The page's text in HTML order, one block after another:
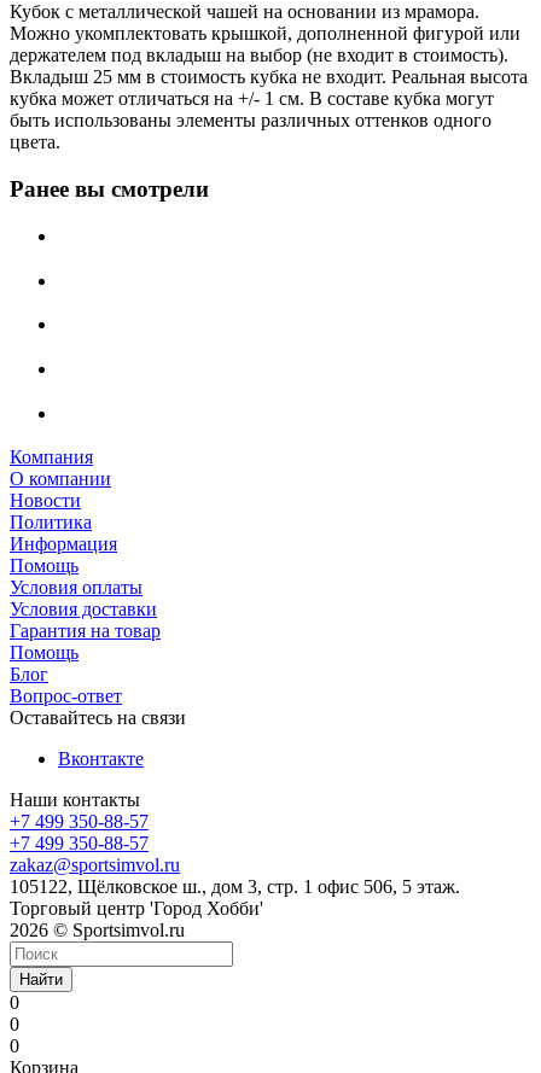
Кубок с металлической чашей на основании из мрамора.
Можно укомплектовать крышкой, дополненной фигурой или
держателем под вкладыш на выбор (не входит в стоимость).
Вкладыш 25 мм в стоимость кубка не входит. Реальная высота
кубка может отличаться на +/- 1 см. В составе кубка могут
быть использованы элементы различных оттенков одного
цвета.
Ранее вы смотрели
Компания
О компании
Новости
Политика
Информация
Помощь
Условия оплаты
Условия доставки
Гарантия на товар
Помощь
Блог
Вопрос-ответ
Оставайтесь на связи
Вконтакте
Наши контакты
+7 499 350-88-57
+7 499 350-88-57
zakaz@sportsimvol.ru
105122, Щёлковское ш., дом 3, стр. 1 офис 506, 5 этаж.
Торговый центр 'Город Хобби'
2026 © Sportsimvol.ru
Найти
0
0
0
Корзина